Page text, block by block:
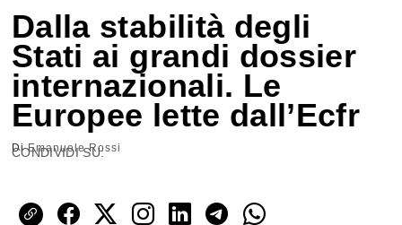
Dalla stabilità degli
Stati ai grandi dossier
internazionali. Le
Europee lette dall’Ecfr
DiEmanuele Rossi
CONDIVIDI SU: